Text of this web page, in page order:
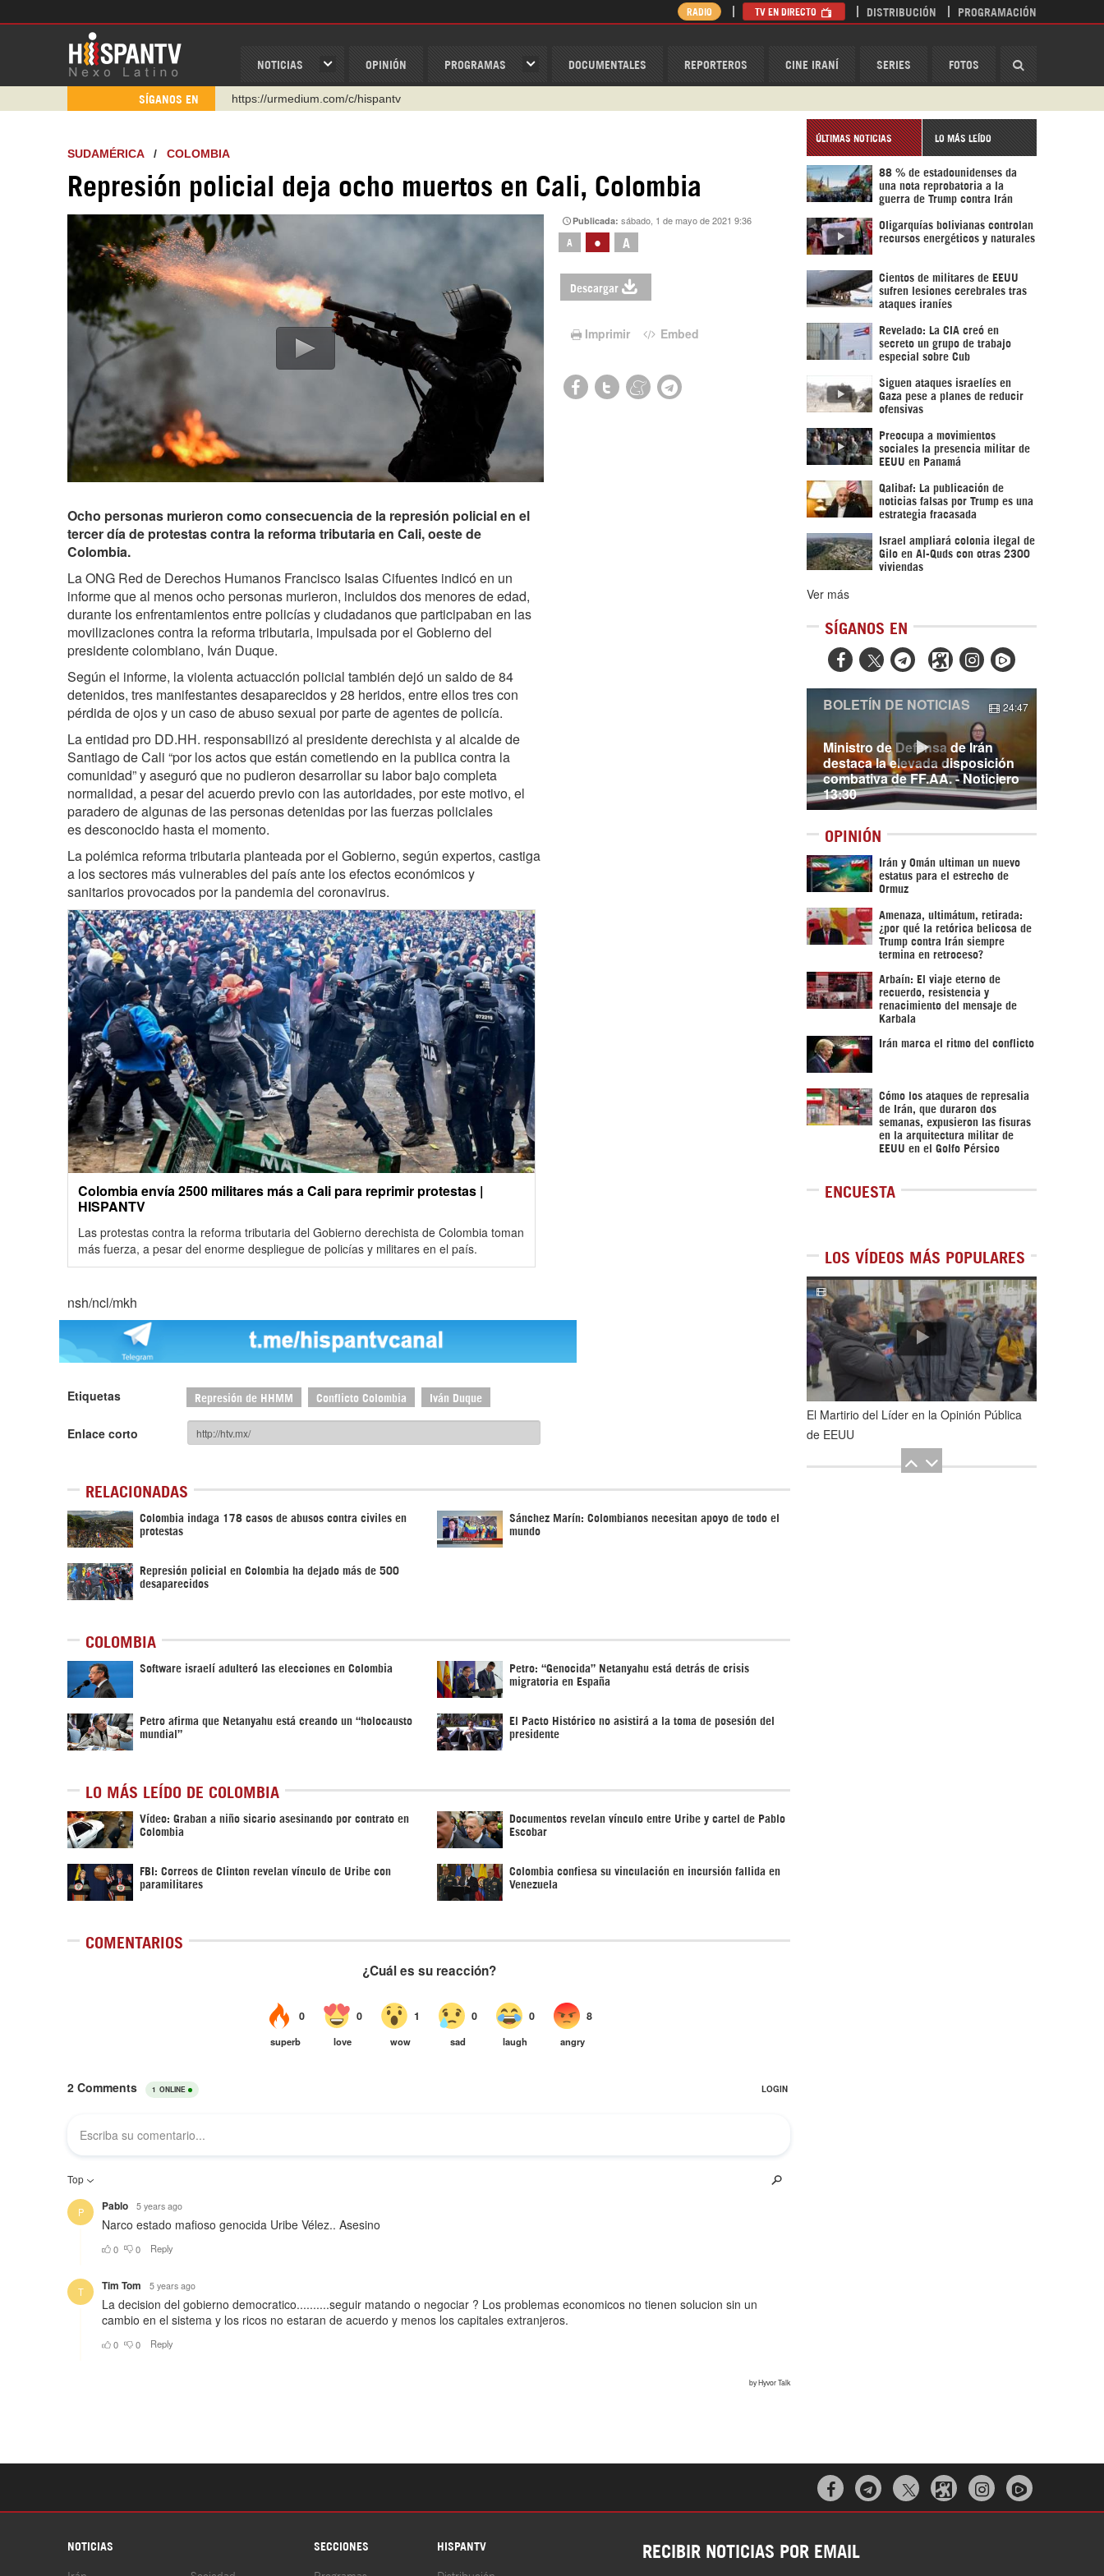
NOTICIAS OPINIÓN PROGRAMAS DOCUMENTALES REPORTEROS CINE IRANÍ SERIES FOTOS
RADIO TV EN DIRECTO DISTRIBUCIÓN PROGRAMACIÓN
SÍGANOS EN
WhatsApp y Viber: +98 921 79 29 404
https://www.youtube.com/@nexo_latino
http://twitter.com/nexo_latino
https://t.me/hispantvcanal
https://urmedium.com/c/hispantv
SUDAMÉRICA/ COLOMBIA
Represión policial deja ocho muertos en Cali, Colombia
Publicada:sábado, 1 de mayo de 2021 9:36
A • A
Descargar
Imprimir Embed
Ocho personas murieron como consecuencia de la represión policial en el
tercer día de protestas contra la reforma tributaria en Cali, oeste de
Colombia.
La ONG Red de Derechos Humanos Francisco Isaias Cifuentes indicó en un
informe que al menos ocho personas murieron, incluidos dos menores de edad,
durante los enfrentamientos entre policías y ciudadanos que participaban en las
movilizaciones contra la reforma tributaria, impulsada por el Gobierno del
presidente colombiano, Iván Duque.
Según el informe, la violenta actuacción policial también dejó un saldo de 84
detenidos, tres manifestantes desaparecidos y 28 heridos, entre ellostres con
pérdida de ojos y un caso de abuso sexual por parte de agentes de policía.
La entidad pro DD.HH. responsabilizó al presidente derechista y al alcalde de
Santiago de Cali “por los actos que están cometiendo en la publica contra la
comunidad” y aseguró que no pudieron desarrollar su labor bajo completa
normalidad, a pesar del acuerdo previo con las autoridades, por este motivo, el
paradero de algunas de las personas detenidas por las fuerzas policiales
es desconocido hasta el momento.
La polémica reforma tributaria planteada por el Gobierno, según expertos, castiga
a los sectores más vulnerables del país ante los efectos económicos y
sanitarios provocados por la pandemia del coronavirus.
Colombia envía 2500 militares más a Cali para reprimir protestas |
HISPANTV
Las protestas contra la reforma tributaria del Gobierno derechista de Colombia toman
más fuerza, a pesar del enorme despliegue de policías y militares en el país.
nsh/ncl/mkh
Etiquetas Represión de HHMM Conflicto Colombia Iván Duque
Enlace corto
RELACIONADAS
Colombia indaga 178 casos de abusos contra civiles en
protestas
Sánchez Marín: Colombianos necesitan apoyo de todo el
mundo
Represión policial en Colombia ha dejado más de 500
desaparecidos
COLOMBIA
Software israelí adulteró las elecciones en Colombia Petro: “Genocida” Netanyahu está detrás de crisis
migratoria en España
Petro afirma que Netanyahu está creando un “holocausto
mundial”
El Pacto Histórico no asistirá a la toma de posesión del
presidente
LO MÁS LEÍDO DE COLOMBIA
Vídeo: Graban a niño sicario asesinando por contrato en
Colombia
Documentos revelan vínculo entre Uribe y cartel de Pablo
Escobar
FBI: Correos de Clinton revelan vínculo de Uribe con
paramilitares
Colombia confiesa su vinculación en incursión fallida en
Venezuela
COMENTARIOS
ÚLTIMAS NOTICIAS LO MÁS LEÍDO
88 % de estadounidenses da
una nota reprobatoria a la
guerra de Trump contra Irán
Oligarquías bolivianas controlan
recursos energéticos y naturales
Cientos de militares de EEUU
sufren lesiones cerebrales tras
ataques iraníes
Revelado: La CIA creó en
secreto un grupo de trabajo
especial sobre Cub
Siguen ataques israelíes en
Gaza pese a planes de reducir
ofensivas
Preocupa a movimientos
sociales la presencia militar de
EEUU en Panamá
Qalibaf: La publicación de
noticias falsas por Trump es una
estrategia fracasada
Israel ampliará colonia ilegal de
Gilo en Al-Quds con otras 2300
viviendas
Ver más
SÍGANOS EN
  
Ministro de Defensa de Irán
destaca la elevada disposición
combativa de FF.AA. - Noticiero
13:30
BOLETÍN DE NOTICIAS 24:47
OPINIÓN
Irán y Omán ultiman un nuevo
estatus para el estrecho de
Ormuz
Amenaza, ultimátum, retirada:
¿por qué la retórica belicosa de
Trump contra Irán siempre
termina en retroceso?
Arbaín: El viaje eterno de
recuerdo, resistencia y
renacimiento del mensaje de
Karbala
Irán marca el ritmo del conflicto
Cómo los ataques de represalia
de Irán, que duraron dos
semanas, expusieron las fisuras
en la arquitectura militar de
EEUU en el Golfo Pérsico
ENCUESTA
LOS VÍDEOS MÁS POPULARES
1de5
El Martirio del Líder en la Opinión Pública
de EEUU
  
NOTICIAS SECCIONES HISPANTV RECIBIR NOTICIAS POR EMAIL